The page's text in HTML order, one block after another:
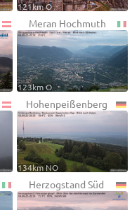
121km O
Meran Hochmuth
123km O
Hohenpeißenberg
134km NO
Herzogstand Süd